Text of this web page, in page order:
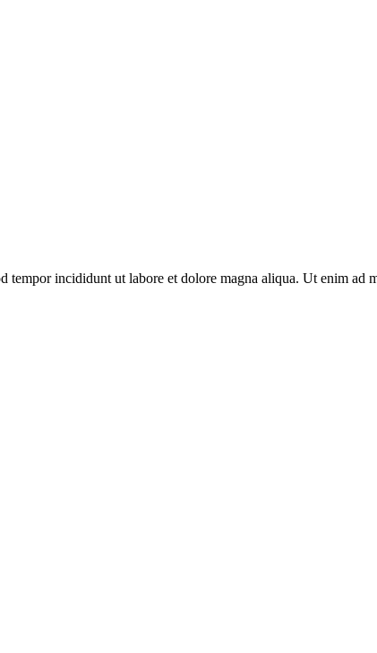
tempor incididunt ut labore et dolore magna aliqua. Ut enim